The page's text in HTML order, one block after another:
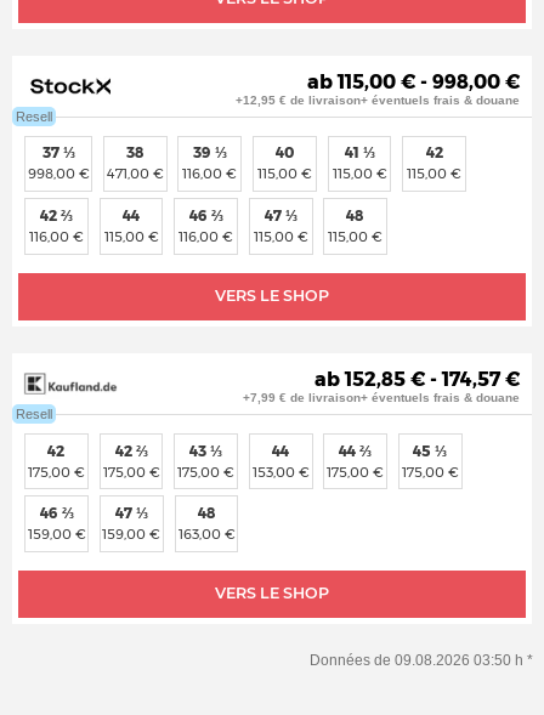
Resell
ab 115,00 € - 998,00 €
+12,95 € de livraison+ éventuels frais & douane
VERS LE SHOP
37 ⅓
998,00 €
38
471,00 €
39 ⅓
116,00 €
40
115,00 €
41 ⅓
115,00 €
42
115,00 €
42 ⅔
116,00 €
44
115,00 €
46 ⅔
116,00 €
47 ⅓
115,00 €
48
115,00 €
Resell
ab 152,85 € - 174,57 €
+7,99 € de livraison+ éventuels frais & douane
VERS LE SHOP
42
175,00 €
42 ⅔
175,00 €
43 ⅓
175,00 €
44
153,00 €
44 ⅔
175,00 €
45 ⅓
175,00 €
46 ⅔
159,00 €
47 ⅓
159,00 €
48
163,00 €
Données de 09.08.2026 03:50 h *